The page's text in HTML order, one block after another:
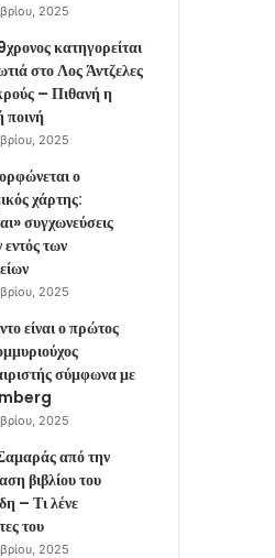
2025
κατηγορείται
στο Λος Άντζελες
– Πιθανή η
ποινή
2025
ο
χάρτης:
συγχωνεύσεις
εντός των
2025
είναι ο πρώτος
σύμφωνα με
2025
από την
βιβλίου του
– Τι λένε
του
2025